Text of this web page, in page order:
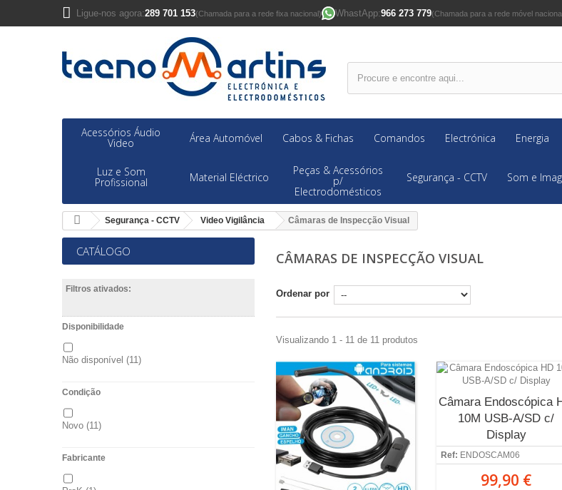
Ligue-nos agora:289 701 153(Chamada para a rede fixa nacional) WhastApp:966 273 779(Chamada para a rede móvel
Acessórios Áudio
Video Área Automóvel Cabos & Fichas Comandos Electrónica Energia
Luz e Som
Profissional Material Eléctrico
Peças & Acessórios
p/
Electrodomésticos
Segurança - CCTV Som e
Segurança - CCTV Video Vigilância Câmaras de Inspecção Visual
CATÁLOGO
Filtros ativados:
Disponibilidade
Não disponível (11)
Condição
Novo (11)
Fabricante
CÂMARAS DE INSPECÇÃO VISUAL
Ordenar por
Visualizando 1 - 11 de 11 produtos
Câmara Endoscópica
10M USB-A/SD c/
Display
Ref: ENDOSCAM06
99,90 €